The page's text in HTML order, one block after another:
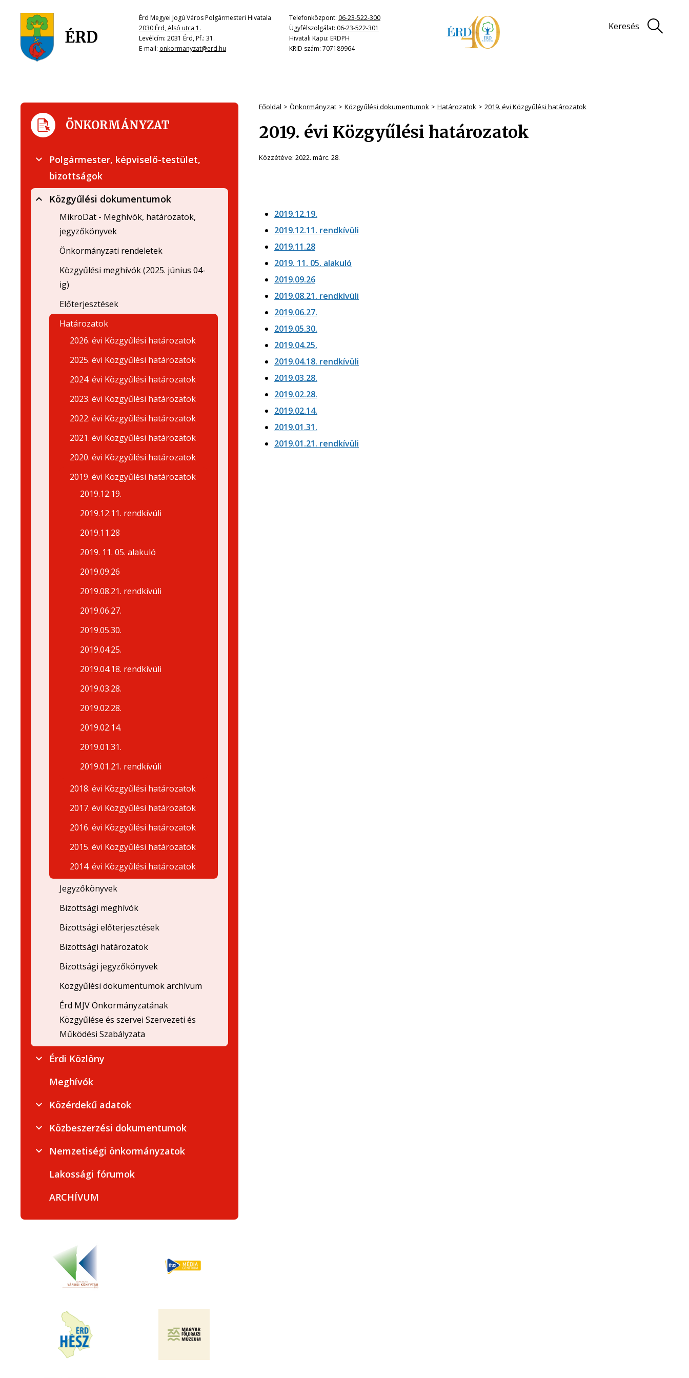
Érd Megyei Jogú Város Polgármesteri Hivatala
2030 Érd, Alsó utca 1.
Levélcím: 2031 Érd, Pf.: 31.
E-mail: onkormanyzat@erd.hu
Telefonközpont: 06-23-522-300
Ügyfélszolgálat: 06-23-522-301
Hivatali Kapu: ERDPH
KRID szám: 707189964
Keresés
Főoldal Önkormányzat Közgyűlési dokumentumok Határozatok 2019. évi Közgyűlési határozatok
2019. évi Közgyűlési határozatok
Közzétéve: 2022. márc. 28.
2019.12.19.
2019.12.11. rendkívüli
2019.11.28
2019. 11. 05. alakuló
2019.09.26
2019.08.21. rendkívüli
2019.06.27.
2019.05.30.
2019.04.25.
2019.04.18. rendkívüli
2019.03.28.
2019.02.28.
2019.02.14.
2019.01.31.
2019.01.21. rendkívüli
ÖNKORMÁNYZAT
Polgármester, képviselő-testület,
bizottságok
Közgyűlési dokumentumok
MikroDat - Meghívók, határozatok,
jegyzőkönyvek
Önkormányzati rendeletek
Közgyűlési meghívók (2025. június 04-
ig)
Előterjesztések
Határozatok
2026. évi Közgyűlési határozatok
2025. évi Közgyűlési határozatok
2024. évi Közgyűlési határozatok
2023. évi Közgyűlési határozatok
2022. évi Közgyűlési határozatok
2021. évi Közgyűlési határozatok
2020. évi Közgyűlési határozatok
2019. évi Közgyűlési határozatok
2019.12.19.
2019.12.11. rendkívüli
2019.11.28
2019. 11. 05. alakuló
2019.09.26
2019.08.21. rendkívüli
2019.06.27.
2019.05.30.
2019.04.25.
2019.04.18. rendkívüli
2019.03.28.
2019.02.28.
2019.02.14.
2019.01.31.
2019.01.21. rendkívüli
2018. évi Közgyűlési határozatok
2017. évi Közgyűlési határozatok
2016. évi Közgyűlési határozatok
2015. évi Közgyűlési határozatok
2014. évi Közgyűlési határozatok
Jegyzőkönyvek
Bizottsági meghívók
Bizottsági előterjesztések
Bizottsági határozatok
Bizottsági jegyzőkönyvek
Közgyűlési dokumentumok archívum
Érd MJV Önkormányzatának
Közgyűlése és szervei Szervezeti és
Működési Szabályzata
Érdi Közlöny
Meghívók
Közérdekű adatok
Közbeszerzési dokumentumok
Nemzetiségi önkormányzatok
Lakossági fórumok
ARCHÍVUM